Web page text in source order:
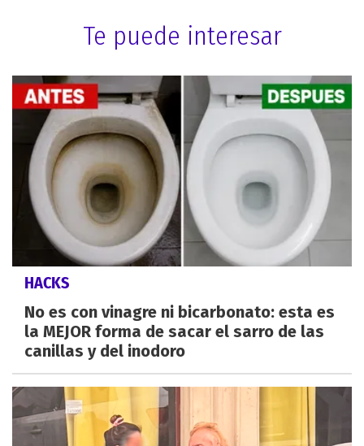
Te puede interesar
HACKS
No es con vinagre ni bicarbonato: esta es
la MEJOR forma de sacar el sarro de las
canillas y del inodoro